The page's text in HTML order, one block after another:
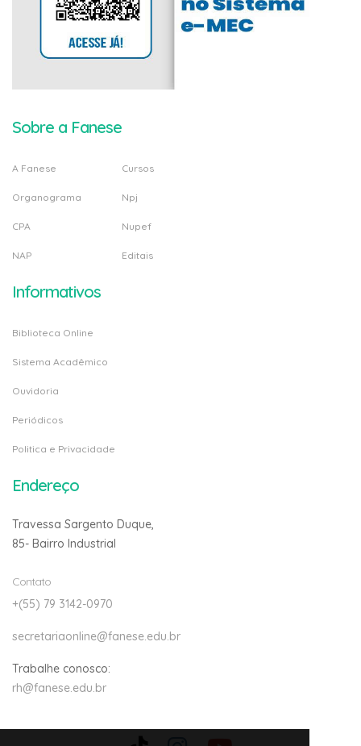
Sobre a Fanese
A Fanese
Organograma
CPA
NAP
Cursos
Npj
Nupef
Editais
Informativos
Biblioteca Online
Sistema Acadêmico
Ouvidoria
Periódicos
Politica e Privacidade
Endereço
Travessa Sargento Duque,
85- Bairro Industrial
Contato
+(55) 79 3142-0970
secretariaonline@fanese.edu.br
Trabalhe conosco:
rh@fanese.edu.br